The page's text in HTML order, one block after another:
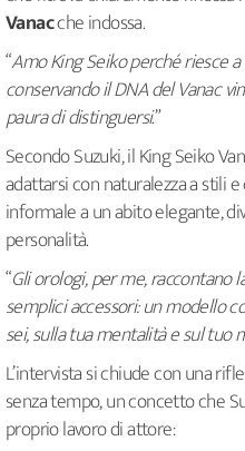
Vanacche indossa.
“Amo King Seiko perché riesce
conservando il DNA del Vanac
paura di distinguersi.”
Secondo Suzuki, il King Seiko
adattarsi con naturalezza a stili
informale a un abito elegante,
personalità.
“Gli orologi, per me, raccontano
semplici accessori: un modello
sei, sulla tua mentalità e sul tuo
L’intervista si chiude con una
senza tempo, un concetto che
proprio lavoro di attore: